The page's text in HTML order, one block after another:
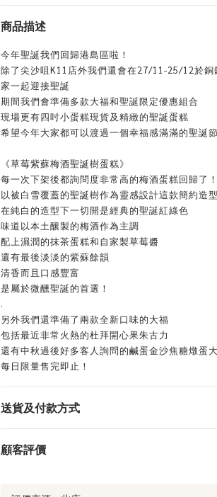
商品描述
今年聖誕我們回歸港島區啦！
除了尖沙咀K11店外我們還會在27/11-25/12於銅
家一起迎接聖誕
期間我們會準備多款大福和聖誕限定優惠組合
現場更有四吋小蛋糕現貨及精緻的聖誕蛋糕
希望今年大家都可以渡過一個幸福感滿滿的聖誕節
《草莓紫蘇梅酒聖誕樹蛋糕》
每一次下架後都詢問度非常高的梅酒蛋糕回歸了！
以被白雪覆蓋的聖誕樹作為靈感設計這款簡約造
在純白的造型下一切開是經典的聖誕紅綠色
味道以本土釀製的梅酒作為主調
配上濕潤的抹茶蛋糕和自家製草莓醬
還有最後淡淡的紫蘇餘韻
清香而且口感豐富
是屬於微醺聖誕的首選！
.
另外我們還準備了兩款全新口味的大福
包括最近非常火熱的杜拜開心果朱古力
還有中秋過後好多客人詢問的鹹蛋金沙焦糖燉蛋
每日限量售完即止！
送貨及付款方式
顧客評價